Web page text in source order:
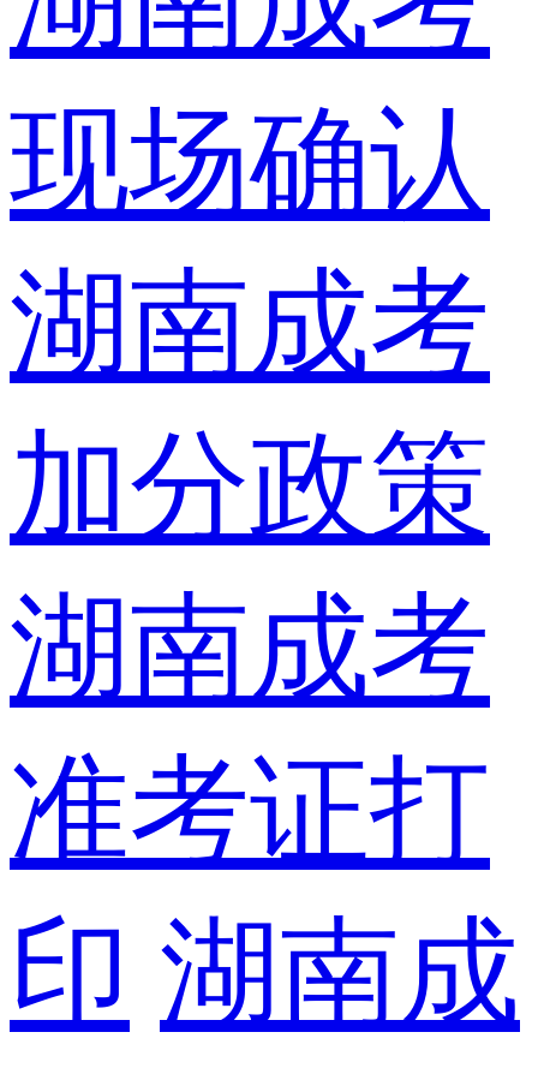
现场确认
湖南成考
加分政策
湖南成考
准考证打
印 湖南成